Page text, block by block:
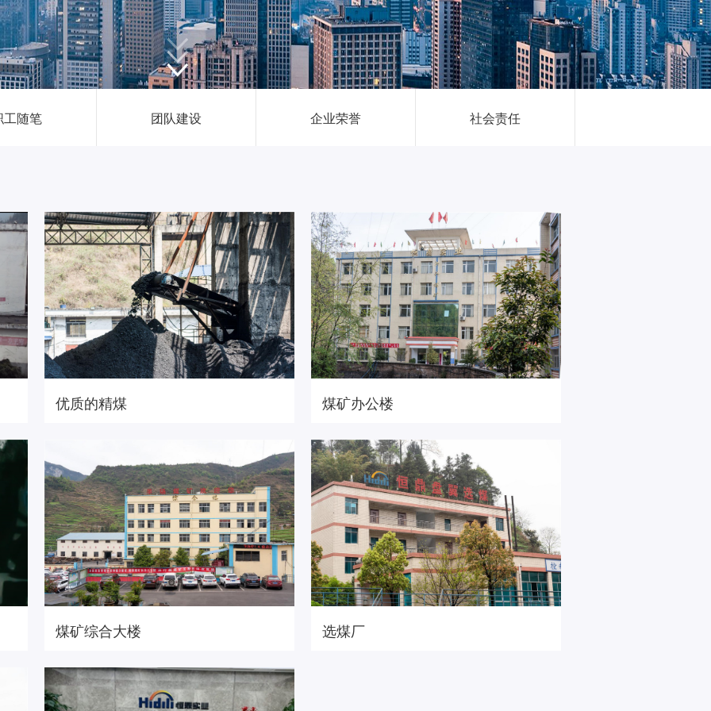
新闻中心
投资者关系
恒鼎文化
商务合作
人才招聘
工随笔 团队建设 企业荣誉 社会责任
优质的精煤 煤矿办公楼
煤矿综合大楼 选煤厂